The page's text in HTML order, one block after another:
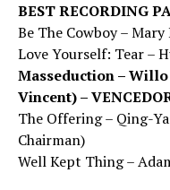
BEST RECORDING
Be The Cowboy –
Love Yourself: Tear –
Masseduction –
Vincent) –
The Offering – Qing-
Chairman)
Well Kept Thing –